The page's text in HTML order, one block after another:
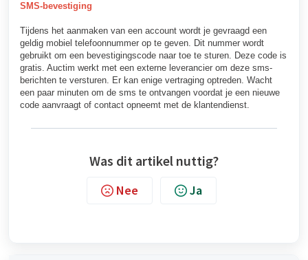
SMS-bevestiging
Tijdens het aanmaken van een account wordt je gevraagd een
geldig mobiel telefoonnummer op te geven. Dit nummer wordt
gebruikt om een bevestigingscode naar toe te sturen. Deze code is
gratis. Auctim werkt met een externe leverancier om deze sms-
berichten te versturen. Er kan enige vertraging optreden. Wacht
een paar minuten om de sms te ontvangen voordat je een nieuwe
code aanvraagt of contact opneemt met de klantendienst.
Was dit artikel nuttig?
Nee Ja